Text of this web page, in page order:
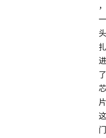
，
一
头
扎
进
了
芯
片
这
门